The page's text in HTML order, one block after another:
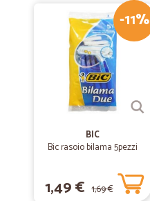
-11%
BIC
Bic rasoio bilama 5pezzi
1,49 € 1,69 €